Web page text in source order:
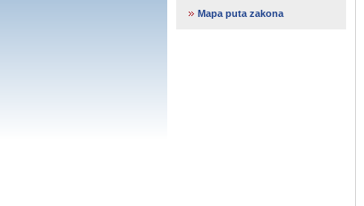
Mapa puta zakona